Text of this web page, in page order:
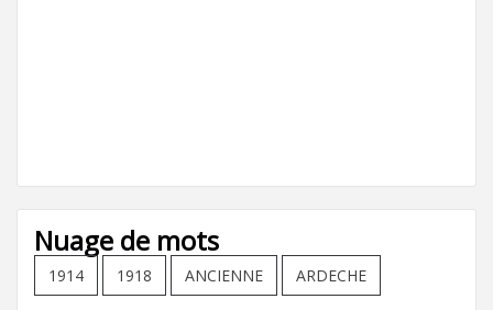
Nuage de mots
1914 1918 ANCIENNE ARDECHE